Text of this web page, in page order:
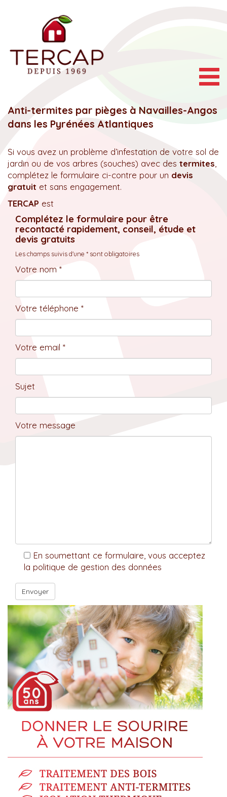
Anti-termites par pièges à Navailles-Angos
dans les Pyrénées Atlantiques
Si vous avez un problème d’infestation de votre sol de
jardin ou de vos arbres (souches) avec des termites
complétez le formulaire ci-contre pour un devis
gratuit et sans engagement.
TERCAP est
Complétez le formulaire pour être
recontacté rapidement, conseil, étude et
devis gratuits
Les champs suivis d'une * sont obligatoires
Votre nom *
Votre téléphone *
Votre email *
Sujet
Votre message
En soumettant ce formulaire, vous acceptez
la politique de gestion des données